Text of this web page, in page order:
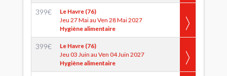
399€
Le Havre (76)
Jeu 27 Mai au Ven 28 Mai 2027
Hygiène alimentaire
399€
Le Havre (76)
Jeu 03 Juin au Ven 04 Juin 2027
Hygiène alimentaire